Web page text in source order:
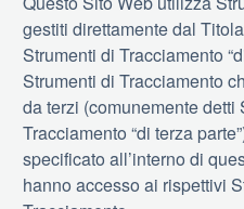
gestiti direttamente dal
Strumenti di Tracciamento
Strumenti di Tracciamento
da terzi (comunemente detti
Tracciamento “di terza
specificato all’interno di
hanno accesso ai rispettivi